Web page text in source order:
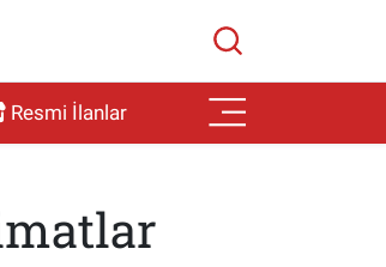
Resmi İlanlar